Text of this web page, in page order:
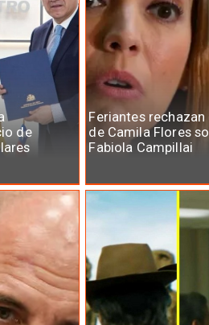
de
Feriantes
de Camila Flores
Fabiola Campillai